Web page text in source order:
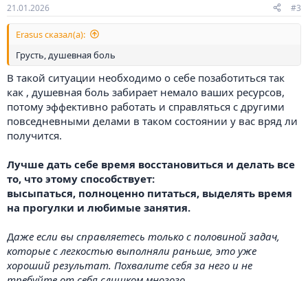
21.01.2026 #3
Erasus сказал(а):
Грусть, душевная боль
В такой ситуации необходимо о себе позаботиться так
как , душевная боль забирает немало ваших ресурсов,
потому эффективно работать и справляться с другими
повседневными делами в таком состоянии у вас вряд ли
получится.
Лучше дать себе время восстановиться и делать все
то, что этому способствует:
высыпаться, полноценно питаться, выделять время
на прогулки и любимые занятия.
Даже если вы справляетесь только с половиной задач,
которые с легкостью выполняли раньше, это уже
хороший результат. Похвалите себя за него и не